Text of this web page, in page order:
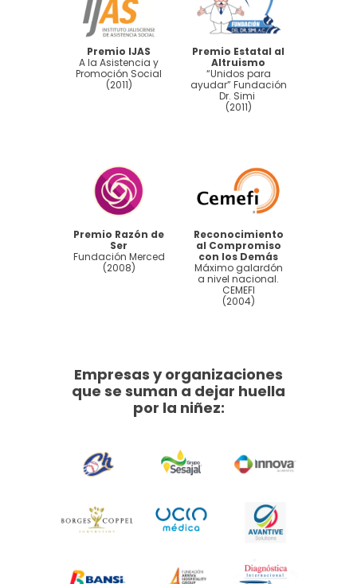
Premio IJAS
A la Asistencia y
Promoción Social
(2011)
Premio Estatal al
Altruismo
“Unidos para
ayudar” Fundación
Dr. Simi
(2011)
Premio Razón de
Ser
Fundación Merced
(2008)
Reconocimiento
al Compromiso
con los Demás
Máximo galardón
a nivel nacional.
CEMEFI
(2004)
Empresas y organizaciones
que se suman a dejar huella
por la niñez: